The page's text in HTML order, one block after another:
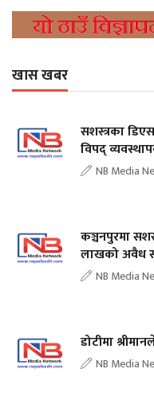
खास खबर
सशस्त्रका
विपद्
NB Media
कञ्चनपुरमा
लाखको अवैध
NB Media
डोटीमा
NB Media